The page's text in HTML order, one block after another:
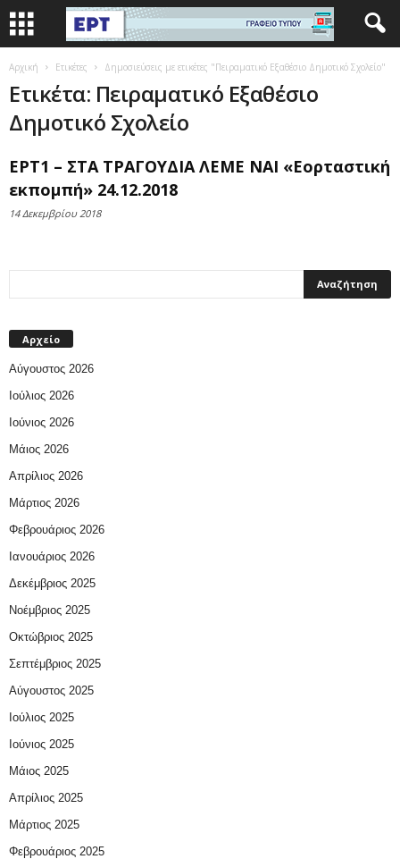
Αρχική Ετικέτες Δημοσιεύσεις με ετικέτες "Πειραματικό Εξαθέσιο Δημοτικό Σχολείο"
Ετικέτα: Πειραματικό Εξαθέσιο
Δημοτικό Σχολείο
ΕΡΤ1 – ΣΤΑ ΤΡΑΓΟΥΔΙΑ ΛΕΜΕ ΝΑΙ «Εορταστική
εκπομπή» 24.12.2018
14 Δεκεμβρίου 2018
Αρχείο
Αύγουστος 2026
Ιούλιος 2026
Ιούνιος 2026
Μάιος 2026
Απρίλιος 2026
Μάρτιος 2026
Φεβρουάριος 2026
Ιανουάριος 2026
Δεκέμβριος 2025
Νοέμβριος 2025
Οκτώβριος 2025
Σεπτέμβριος 2025
Αύγουστος 2025
Ιούλιος 2025
Ιούνιος 2025
Μάιος 2025
Απρίλιος 2025
Μάρτιος 2025
Φεβρουάριος 2025